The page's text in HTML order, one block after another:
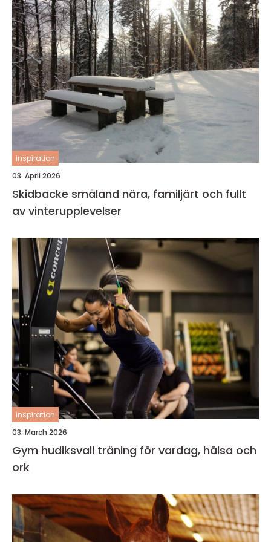
inspiration
03. April 2026
Skidbacke småland nära, familjärt och fullt
av vinterupplevelser
inspiration
03. March 2026
Gym hudiksvall träning för vardag, hälsa och
ork